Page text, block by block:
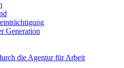
Generation
die Agentur für Arbeit